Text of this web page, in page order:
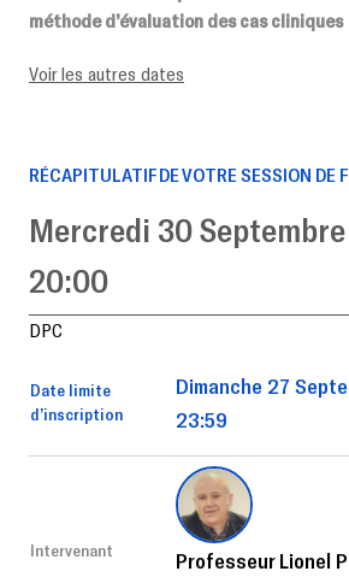
méthode d’évaluation des cas cliniques
Voir les autres dates
RÉCAPITULATIF DE VOTRE SESSION DE
Mercredi 30
20:00
DPC
Date limite
d’inscription
Dimanche 27
23:59
Intervenant Professeur Lionel